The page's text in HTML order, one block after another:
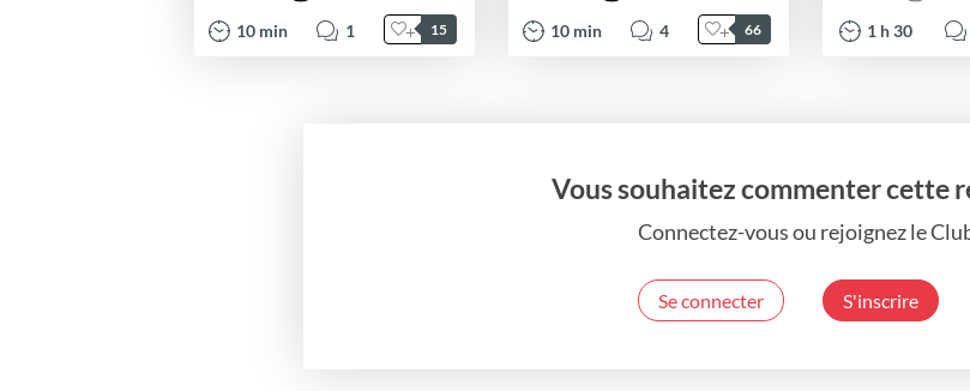
10 min 1 15 10 min 4 66 1 h30
Vous souhaitez commenter cette
Connectez-vous ou rejoignez le
Se connecter S'inscrire